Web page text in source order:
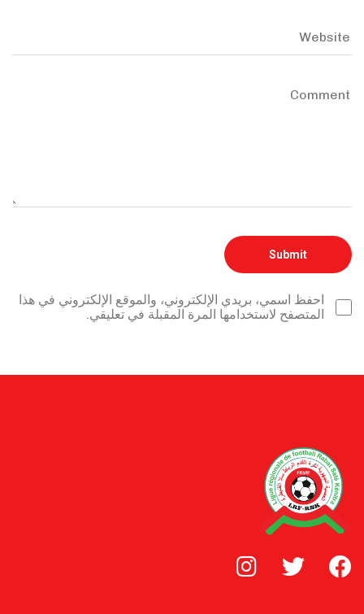
احفظ اسمي، بريدي الإلكتروني، والموقع الإلكتروني في هذا
المتصفح لاستخدامها المرة المقبلة في تعليقي.